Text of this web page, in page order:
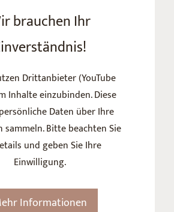
brauchen Ihr
Drittanbieter (YouTube
Inhalte einzubinden. Diese
Daten über Ihre
Bitte beachten Sie
und geben Sie Ihre
Einwilligung.
Informationen